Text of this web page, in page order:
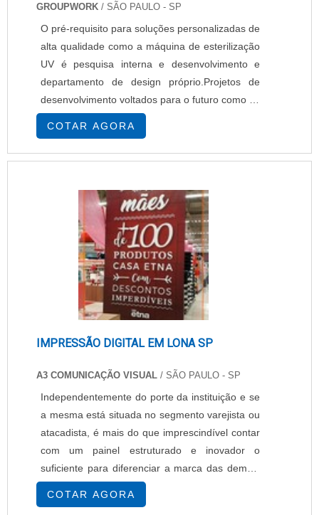
GROUPWORK / SÃO PAULO - SP
O pré-requisito para soluções personalizadas de
alta qualidade como a máquina de esterilização
UV é pesquisa interna e desenvolvimento e
departamento de design próprio.Projetos de
desenvolvimento voltados para o futuro como foi
o caso da máquina para esterilização, levam
produtos poderosos e inovadores para campos
de aplicação existentes e novos.MAIS
ESTERILIZAÇÃOA alta qualidade de
equipamentos é baseada não só na fabricação
do equipamento nas próprias instalaçõ.
COTAR AGORA
IMPRESSÃO DIGITAL EM LONA SP
A3 COMUNICAÇÃO VISUAL / SÃO PAULO - SP
Independentemente do porte da instituição e se
a mesma está situada no segmento varejista ou
atacadista, é mais do que imprescindível contar
com um painel estruturado e inovador o
suficiente para diferenciar a marca das demais
empresas dispersas pelo mercado. É também
por conta disso que na prática, é necessário
COTAR AGORA